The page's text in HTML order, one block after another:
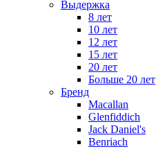
Выдержка
8 лет
10 лет
12 лет
15 лет
20 лет
Больше 20 лет
Бренд
Macallan
Glenfiddich
Jack Daniel's
Benriach